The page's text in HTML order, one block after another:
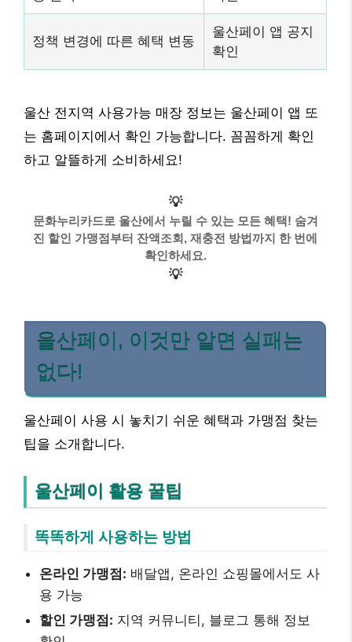
정책 변경에 따른 혜택 변동
울산페이 앱 공지
확인
울산 전지역 사용가능 매장 정보는 울산페이 앱 또
는 홈페이지에서 확인 가능합니다. 꼼꼼하게 확인
하고 알뜰하게 소비하세요!
💡
문화누리카드로 울산에서 누릴 수 있는 모든 혜택! 숨겨
진 할인 가맹점부터 잔액조회, 재충전 방법까지 한 번에
확인하세요.
💡
울산페이, 이것만 알면 실패는
없다!
울산페이 사용 시 놓치기 쉬운 혜택과 가맹점 찾는
팁을 소개합니다.
울산페이 활용 꿀팁
똑똑하게 사용하는 방법
온라인 가맹점: 배달앱, 온라인 쇼핑몰에서도 사
용 가능
할인 가맹점: 지역 커뮤니티, 블로그 통해 정보